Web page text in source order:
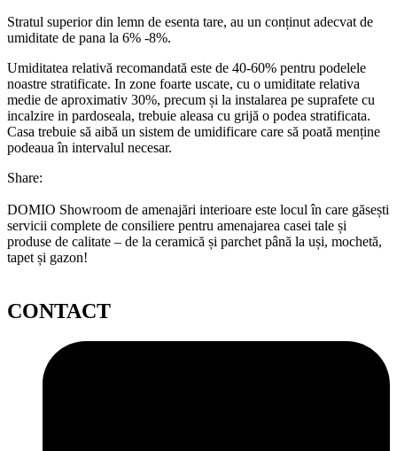
Stratul superior din lemn de esenta tare, au un conținut adecvat de
umiditate de pana la 6% -8%.
Umiditatea relativă recomandată este de 40-60% pentru podelele
noastre stratificate. In zone foarte uscate, cu o umiditate relativa
medie de aproximativ 30%, precum și la instalarea pe suprafete cu
incalzire in pardoseala, trebuie aleasa cu grijă o podea stratificata.
Casa trebuie să aibă un sistem de umidificare care să poată menține
podeaua în intervalul necesar.
Share:
DOMIO Showroom de amenajări interioare este locul în care găsești
servicii complete de consiliere pentru amenajarea casei tale și
produse de calitate – de la ceramică și parchet până la uși, mochetă,
tapet și gazon!
CONTACT